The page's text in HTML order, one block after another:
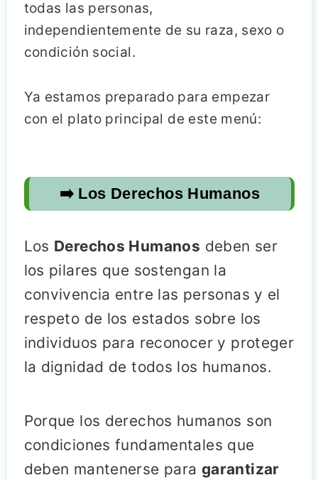
todas las personas,
independientemente de su raza, sexo o
condición social.
Ya estamos preparado para empezar
con el plato principal de este menú:
➡️ Los Derechos Humanos
Los Derechos Humanos deben ser
los pilares que sostengan la
convivencia entre las personas y el
respeto de los estados sobre los
individuos para reconocer y proteger
la dignidad de todos los humanos.
Porque los derechos humanos son
condiciones fundamentales que
deben mantenerse para garantizar